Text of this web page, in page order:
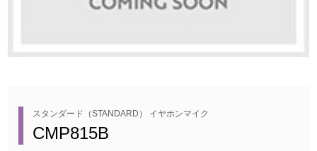
スタンダード（STANDARD） イヤホンマイク
CMP815B